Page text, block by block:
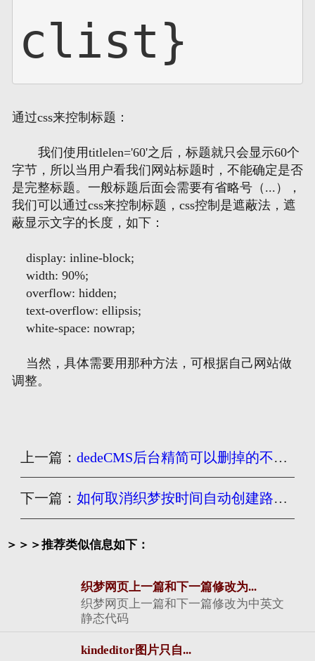
clist}
通过css来控制标题：
我们使用titlelen='60'之后，标题就只会显示60个
字节，所以当用户看我们网站标题时，不能确定是否
是完整标题。一般标题后面会需要有省略号（...），
我们可以通过css来控制标题，css控制是遮蔽法，遮
蔽显示文字的长度，如下：
display: inline-block;
width: 90%;
overflow: hidden;
text-overflow: ellipsis;
white-space: nowrap;
当然，具体需要用那种方法，可根据自己网站做
调整。
上一篇：dedeCMS后台精简可以删掉的不需要的文件_对开发者有用
下一篇：如何取消织梦按时间自动创建路径文件夹
＞＞＞推荐类似信息如下：
织梦网页上一篇和下一篇修改为...
织梦网页上一篇和下一篇修改为中英文
静态代码
kindeditor图片只自...